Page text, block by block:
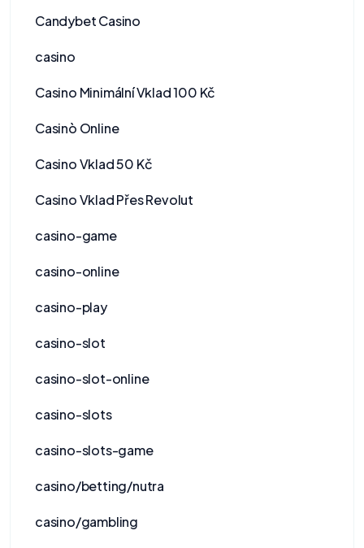
Candybet Casino
casino
Casino Minimální Vklad 100 Kč
Casinò Online
Casino Vklad 50 Kč
Casino Vklad Přes Revolut
casino-game
casino-online
casino-play
casino-slot
casino-slot-online
casino-slots
casino-slots-game
casino/betting/nutra
casino/gambling